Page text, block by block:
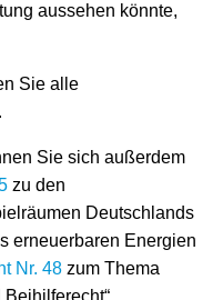
aussehen könnte,
Sie alle
Sie sich außerdem
zu den
Deutschlands
erneuerbaren Energien
Nr. 48 zum Thema